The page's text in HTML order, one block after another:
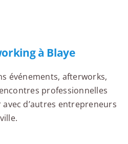
à Blaye
événements, afterworks,
professionnelles
d’autres entrepreneurs